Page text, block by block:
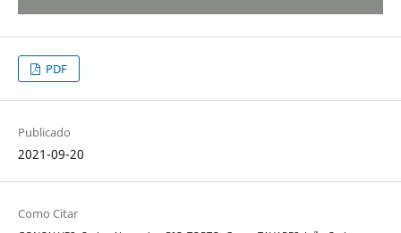
PDF
Publicado
2021-09-20
Como Citar